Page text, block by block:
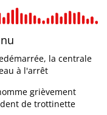
la centrale
à l'arrêt
grièvement
de trottinette